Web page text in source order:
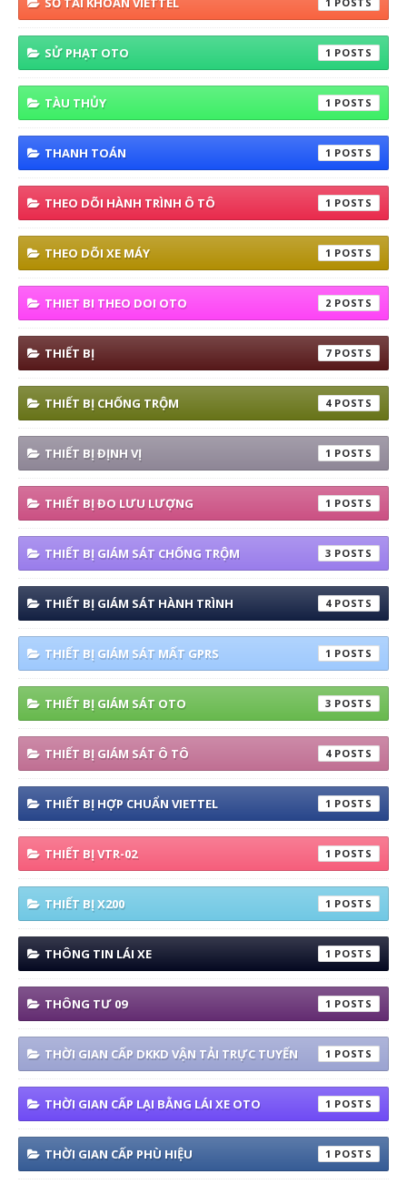
SỬ PHẠT OTO 1
TÀU THỦY 1
THANH TOÁN 1
THEO DÕI HÀNH TRÌNH Ô TÔ 1
THEO DÕI XE MÁY 1
THIET BI THEO DOI OTO 2
THIẾT BỊ 7
THIẾT BỊ CHỐNG TRỘM 4
THIẾT BỊ ĐỊNH VỊ 1
THIẾT BỊ ĐO LƯU LƯỢNG 1
THIẾT BỊ GIÁM SÁT CHỐNG TRỘM 3
THIẾT BỊ GIÁM SÁT HÀNH TRÌNH 4
THIẾT BỊ GIÁM SÁT MẤT GPRS 1
THIẾT BỊ GIÁM SÁT OTO 3
THIẾT BỊ GIÁM SÁT Ô TÔ 4
THIẾT BỊ HỢP CHUẨN VIETTEL 1
THIẾT BỊ VTR-02 1
THIẾT BỊ X200 1
THÔNG TIN LÁI XE 1
THÔNG TƯ 09 1
THỜI GIAN CẤP DKKD VẬN TẢI TRỰC TUYẾN 1
THỜI GIAN CẤP LẠI BẰNG LÁI XE OTO 1
THỜI GIAN CẤP PHÙ HIỆU 1